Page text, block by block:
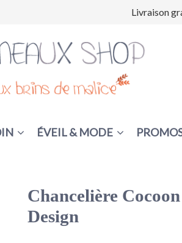
Livraison
ÉVEIL & MODE
Chancelière
Design